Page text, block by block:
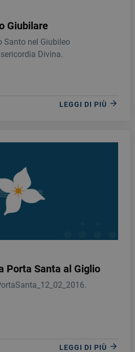
Giubilare
Santo nel Giubileo
Divina.
LEGGI DI PIÙ
Porta Santa al Giglio
LEGGI DI PIÙ